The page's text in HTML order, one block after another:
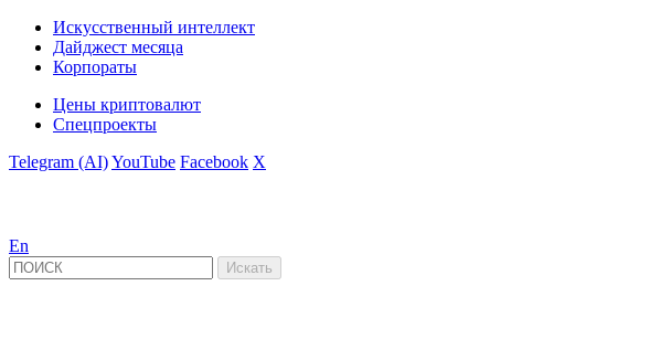
Искусственный интеллект
Дайджест месяца
Корпораты
Цены криптовалют
Спецпроекты
Telegram (AI)YouTube Facebook X
En